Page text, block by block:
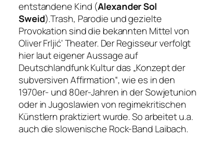
entstandene Kind (Alexander Sol
Sweid).Trash, Parodie und gezielte
Provokation sind die bekannten Mittel von
Oliver Frljić‘ Theater. Der Regisseur verfolgt
hier laut eigener Aussage auf
Deutschlandfunk Kultur das „Konzept der
subversiven Affirmation“, wie es in den
1970er- und 80er-Jahren in der Sowjetunion
oder in Jugoslawien von regimekritischen
Künstlern praktiziert wurde. So arbeitet u.a.
auch die slowenische Rock-Band Laibach.